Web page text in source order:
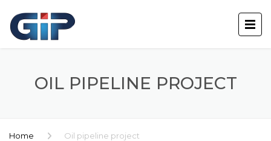
OIL PIPELINE PROJECT
Home Oil pipeline project